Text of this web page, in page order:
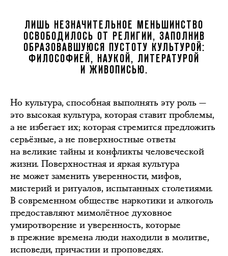
ЛИШЬ НЕЗНАЧИТЕЛЬНОЕ МЕНЬШИНСТВО
ОСВОБОДИЛОСЬ ОТ РЕЛИГИИ, ЗАПОЛНИВ
ОБРАЗОВАВШУЮСЯ ПУСТОТУ КУЛЬТУРОЙ:
ФИЛОСОФИЕЙ, НАУКОЙ, ЛИТЕРАТУРОЙ
И ЖИВОПИСЬЮ.
Но культура, способная выполнять эту роль —
это высокая культура, которая ставит проблемы,
а не избегает их; которая стремится предложить
серьёзные, а не поверхностные ответы
на великие тайны и конфликты человеческой
жизни. Поверхностная и яркая культура
не может заменить уверенности, мифов,
мистерий и ритуалов, испытанных столетиями.
В современном обществе наркотики и алкоголь
предоставляют мимолётное духовное
умиротворение и уверенность, которые
в прежние времена люди находили в молитве,
исповеди, причастии и проповедях.